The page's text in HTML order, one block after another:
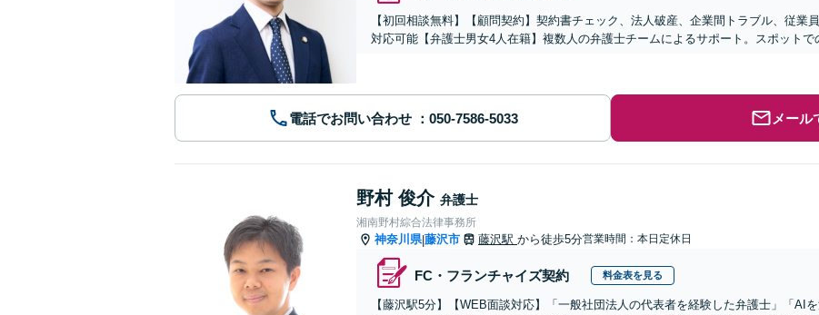
【初回相談無料】【顧問契約】契約書チェック、法人破産、企業間トラブル、従業
対応可能【弁護士男女4人在籍】複数人の弁護士チームによるサポート。スポットで
電話でお問い合わせ メール
野村 俊介 弁護士
湘南野村綜合法律事務所
神奈川県|藤沢市 藤沢駅 から徒歩5分営業時間：本日定休日
FC・フランチャイズ契約 料金表を見る
【藤沢駅5分】【WEB面談対応】「一般社団法人の代表者を経験した弁護士」「AI